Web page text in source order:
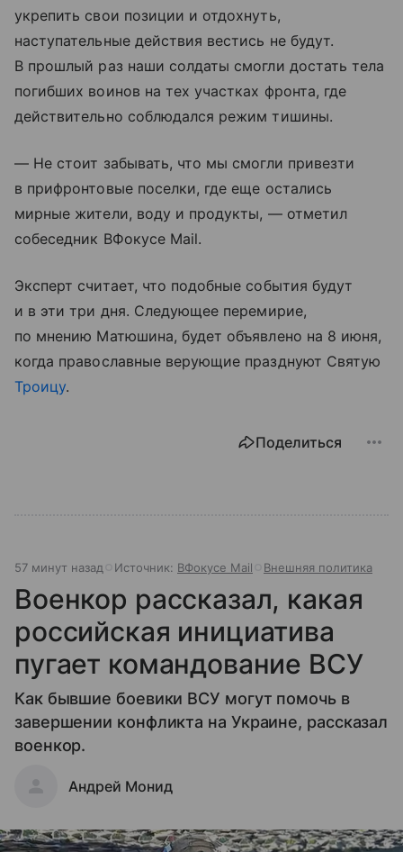
укрепить свои позиции и отдохнуть,
наступательные действия вестись не будут.
В прошлый раз наши солдаты смогли достать тела
погибших воинов на тех участках фронта, где
действительно соблюдался режим тишины.
— Не стоит забывать, что мы смогли привезти
в прифронтовые поселки, где еще остались
мирные жители, воду и продукты, — отметил
собеседник ВФокусе Mail.
Эксперт считает, что подобные события будут
и в эти три дня. Следующее перемирие,
по мнению Матюшина, будет объявлено на 8 июня,
когда православные верующие празднуют Святую
Троицу.
Поделиться
57 минут назад Источник: ВФокусе Mail Внешняя политика
Военкор рассказал, какая
российская инициатива
пугает командование ВСУ
Как бывшие боевики ВСУ могут помочь в
завершении конфликта на Украине, рассказал
военкор.
Андрей Монид